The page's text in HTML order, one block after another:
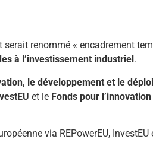
renommé « encadrement
à l’investissement industriel.
le développement et le
et le Fonds pour l’innovation
via REPowerEU, InvestEU